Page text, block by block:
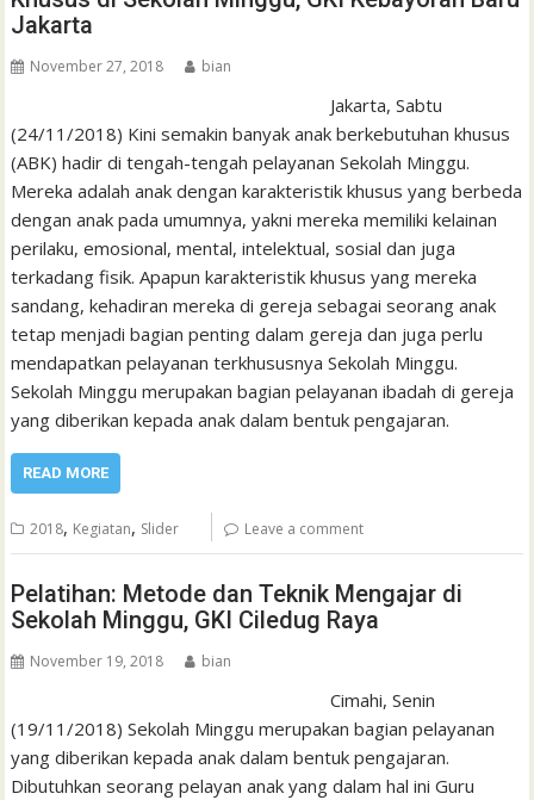
Jakarta
November 27, 2018 bian
Jakarta, Sabtu
(24/11/2018) Kini semakin banyak anak berkebutuhan khusus
(ABK) hadir di tengah-tengah pelayanan Sekolah Minggu.
Mereka adalah anak dengan karakteristik khusus yang berbeda
dengan anak pada umumnya, yakni mereka memiliki kelainan
perilaku, emosional, mental, intelektual, sosial dan juga
terkadang fisik. Apapun karakteristik khusus yang mereka
sandang, kehadiran mereka di gereja sebagai seorang anak
tetap menjadi bagian penting dalam gereja dan juga perlu
mendapatkan pelayanan terkhususnya Sekolah Minggu.
Sekolah Minggu merupakan bagian pelayanan ibadah di gereja
yang diberikan kepada anak dalam bentuk pengajaran.
READ MORE
2018, Kegiatan, Slider Leave a comment
Pelatihan: Metode dan Teknik Mengajar di
Sekolah Minggu, GKI Ciledug Raya
November 19, 2018 bian
Cimahi, Senin
(19/11/2018) Sekolah Minggu merupakan bagian pelayanan
yang diberikan kepada anak dalam bentuk pengajaran.
Dibutuhkan seorang pelayan anak yang dalam hal ini Guru